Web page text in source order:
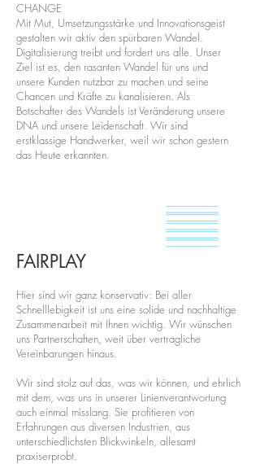
CHANGE
Mit Mut, Umsetzungsstärke und Innovationsgeist
gestalten wir aktiv den spürbaren Wandel.
Digitalisierung treibt und fordert uns alle. Unser
Ziel ist es, den rasanten Wandel für uns und
unsere Kunden nutzbar zu machen und seine
Chancen und Kräfte zu kanalisieren. Als
Botschafter des Wandels ist Veränderung unsere
DNA und unsere Leidenschaft. Wir sind
erstklassige Handwerker, weil wir schon gestern
das Heute erkannten.
FAIRPLAY
Hier sind wir ganz konservativ: Bei aller
Schnelllebigkeit ist uns eine solide und nachhaltige
Zusammenarbeit mit Ihnen wichtig. Wir wünschen
uns Partnerschaften, weit über vertragliche
Vereinbarungen hinaus.
Wir sind stolz auf das, was wir können, und ehrlich
mit dem, was uns in unserer Linienverantwortung
auch einmal misslang. Sie profitieren von
Erfahrungen aus diversen Industrien, aus
unterschiedlichsten Blickwinkeln, allesamt
praxiserprobt.